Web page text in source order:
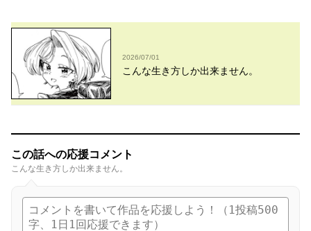
2026/07/01
こんな生き方しか出来ません。
この話への応援コメント
こんな生き方しか出来ません。